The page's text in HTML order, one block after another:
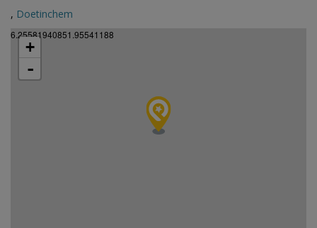
, Doetinchem
6.25581940851.95541188
+
-